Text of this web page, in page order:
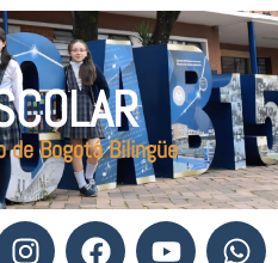
de Bogotá Bilingüe